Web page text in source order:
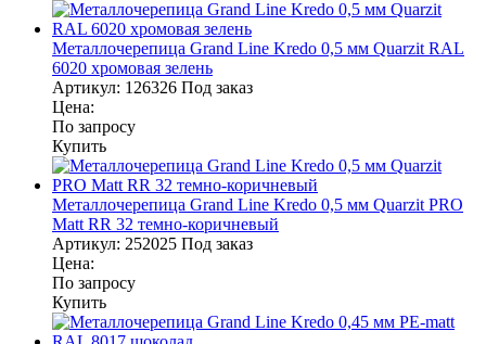
Металлочерепица Grand Line Kredo 0,5 мм Quarzit RAL
6020 хромовая зелень
Артикул: 126326 Под заказ
Цена:
По запросу
Купить
Металлочерепица Grand Line Kredo 0,5 мм Quarzit PRO
Matt RR 32 темно-коричневый
Артикул: 252025 Под заказ
Цена:
По запросу
Купить